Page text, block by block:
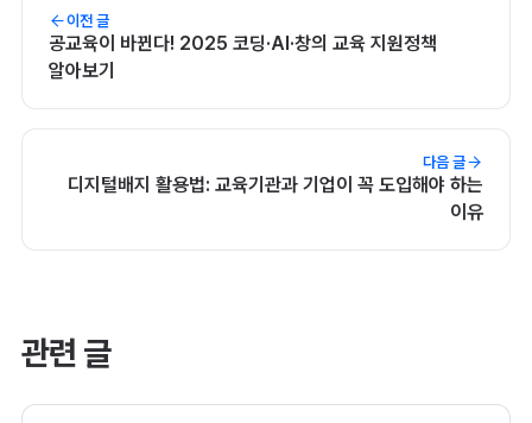
이전 글
공교육이 바뀐다! 2025 코딩·AI·창의 교육 지원정책
알아보기
다음 글
디지털배지 활용법: 교육기관과 기업이 꼭 도입해야 하는
이유
관련 글